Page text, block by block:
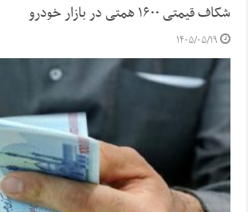
شکاف قیمتی ۱۶۰۰ همتی در بازار خودرو
۱۴۰۵/۰۵/۱۹